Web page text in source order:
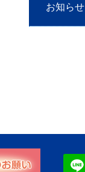
お知らせ